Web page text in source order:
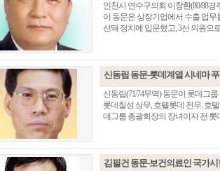
인천시 연수구의회 이창환(80/88
이 동문은 상장기업에서 수출 업
선돼 정치에 입문했고, 3선 의원으
신동립 동문-롯데계열 시네마
신동립(71/74무역) 동문이 롯데그
롯데칠성 상무, 호텔롯데 전무, 호
데그룹 총괄회장의 장녀이자 전
김필건 동문-보건의료인 국가